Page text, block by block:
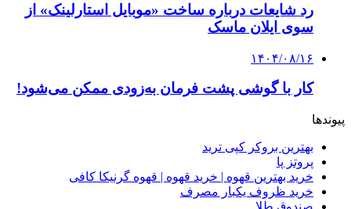
رد شایعات درباره ساخت «موبایل استارلینک» از
سوی ایلان ماسک
۱۴۰۴/۰۸/۱۶
کار با گوشی پشت فرمان به‌زودی ممکن می‌شود!
پیوندها
بهترین بروکر کپی ترید
پروتز پا
خرید بهترین قهوه | خرید قهوه | قهوه گرنیکا کافی
خرید ظروف یکبار مصرف
صندوق طلا